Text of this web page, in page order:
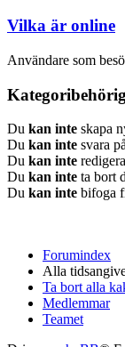
Vilka är online
Användare som
Du kan inte skapa
Du kan inte svara
Du kan inte
Du kan inte ta bort
Du kan inte bifoga
Forumindex
Alla
Ta bort alla
Medlemmar
Teamet